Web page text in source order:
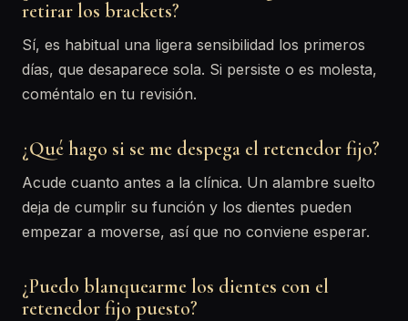
retirar los brackets?
Sí, es habitual una ligera sensibilidad los primeros
días, que desaparece sola. Si persiste o es molesta,
coméntalo en tu revisión.
¿Qué hago si se me despega el retenedor fijo?
Acude cuanto antes a la clínica. Un alambre suelto
deja de cumplir su función y los dientes pueden
empezar a moverse, así que no conviene esperar.
¿Puedo blanquearme los dientes con el
retenedor fijo puesto?